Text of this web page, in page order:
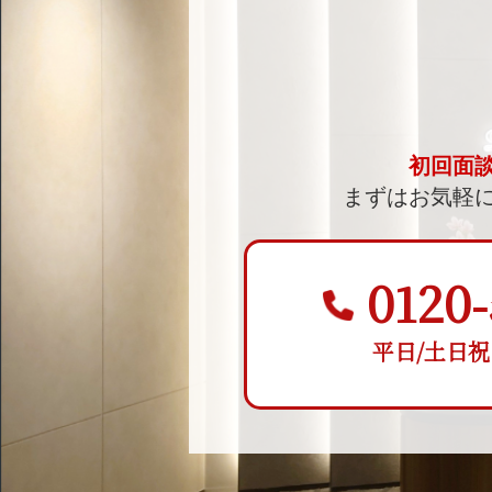
初回面
まずはお気軽
平日/土日